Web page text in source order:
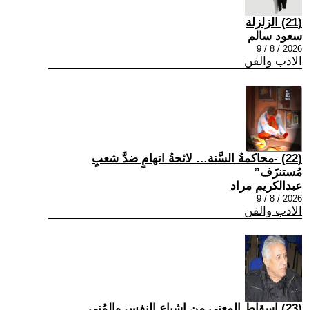
(21) الزلزلة
سعود سالم
2026 / 8 / 9
الادب والفن
(22) -محاكمةُ السَّنة… لائحةُ اتهامٍ ضدَّ شعبٍ
مُستنزَف”
عبدالكريم مراد
2026 / 8 / 9
الادب والفن